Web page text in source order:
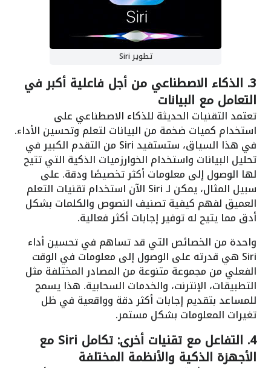
تطوير Siri
3. الذكاء الاصطناعي من أجل فاعلية أكبر في
التعامل مع البيانات
تعتمد التقنيات الحديثة للذكاء الاصطناعي على
استخدام كميات ضخمة من البيانات لتعلم وتحسين الأداء.
في هذا السياق، ستستفيد Siri من التقدم الكبير في
تحليل البيانات واستخدام الخوارزميات الذكية التي تتيح
لها الوصول إلى معلومات أكثر تخصيصًا ودقة. على
سبيل المثال، يمكن لـ Siri الآن استخدام تقنيات التعلم
العميق لفهم كيفية تصنيف النصوص والكلمات بشكل
أدق مما يتيح له توفير إجابات أكثر فعالية.
واحدة من الخصائص التي قد تساهم في تحسين أداء
Siri هي قدرته على الوصول إلى معلومات في الوقت
الفعلي من مجموعة متنوعة من المصادر المختلفة مثل
التطبيقات، الإنترنت، والخدمات السحابية. هذا يسمح
للمساعد بتقديم إجابات أكثر دقة وواقعية في ظل
تغيرات المعلومات بشكل مستمر.
4. التفاعل مع تقنيات أخرى: تكامل Siri مع
الأجهزة الذكية والأنظمة المختلفة